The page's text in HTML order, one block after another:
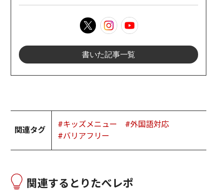
書いた記事一覧
関連タグ
#キッズメニュー
#外国語対応
#バリアフリー
関連するとりたべレポ